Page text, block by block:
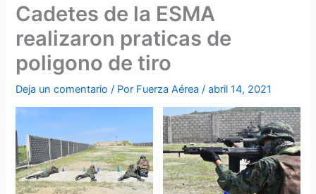
Cadetes de la ESMA
realizaron praticas de
poligono de tiro
Deja un comentario / Por Fuerza Aérea/abril 14, 2021